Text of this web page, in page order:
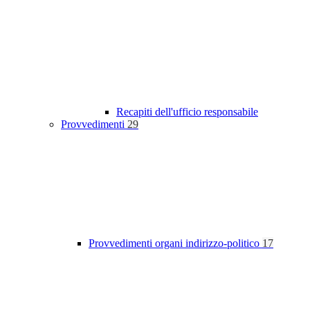
Recapiti dell'ufficio responsabile
Provvedimenti 29
Provvedimenti organi indirizzo-politico 17